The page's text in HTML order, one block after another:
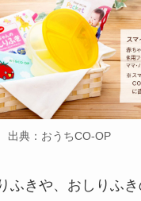
出典：おうちCO-OP
ふきや、おしりふ